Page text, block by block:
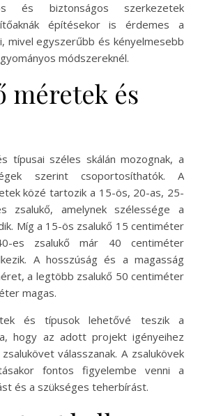
és biztonságos szerkezetek
építésekor is érdemes a
mivel egyszerűbb és kényelmesebb
módszereknél.
méretek és
típusai széles skálán mozognak, a
szerint csoportosíthatók. A
közé tartozik a 15-ös, 20-as, 25-
zsalukő, amelynek szélessége a
Míg a 15-ös zsalukő 15 centiméter
es zsalukő már 40 centiméter
A hosszúság és a magasság
a legtöbb zsalukő 50 centiméter
magas.
és típusok lehetővé teszik a
hogy az adott projekt igényeihez
válasszanak. A zsalukövek
fontos figyelembe venni a
és a szükséges teherbírást.